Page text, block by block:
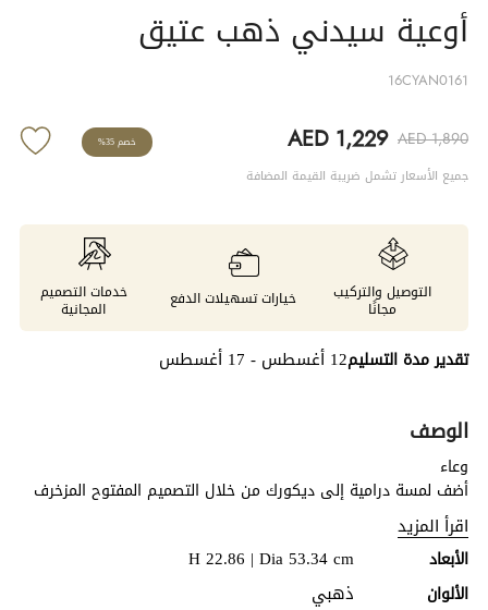
أوعية سيدني ذهب عتيق
16CYAN0161
AED 1,229 AED 1,890
جميع الأسعار تشمل ضريبة القيمة المضافة
خصم 35%
التوصيل والتركيب
مجانًا خيارات تسهيلات الدفع خدمات التصميم
المجانية
تقدير مدة التسليم12 أغسطس - 17 أغسطس
الوصف
وعاء
أضف لمسة درامية إلى ديكورك من خلال التصميم المفتوح المزخرف
لهذا الطقم من الأوعية. يُكمل لونه الذهبي العتيق أنماط الديكور
العصرية والكلاسيكية على حد سواء. هذا الطقم يُضفي لمسة فاخرة
دافئة، مثالية لغرفة الطعام الرسمية أو غرفة المعيشة.
اقرأ المزيد
الأبعاد H 22.86 | Dia 53.34 cm
الألوان ذهبي